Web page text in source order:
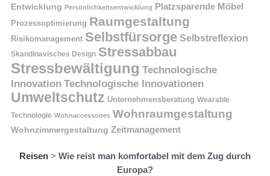
Entwicklung Persönlichkeitsentwicklung Platzsparende Möbel
Prozessoptimierung Raumgestaltung
Risikomanagement Selbstfürsorge Selbstreflexion
Skandinavisches Design Stressabbau
Stressbewältigung Technologische
Innovation Technologische Innovationen
Umweltschutz Unternehmensberatung Wearable
Technologie Wohnaccessoires Wohnraumgestaltung
Wohnzimmergestaltung Zeitmanagement
Reisen > Wie reist man komfortabel mit dem Zug durch
Europa?